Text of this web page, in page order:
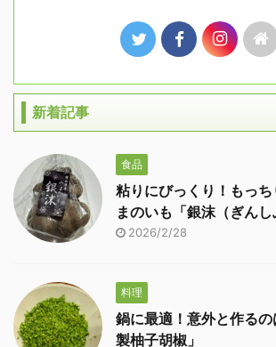
新着記事
食品
粘りにびっくり！もっ
まのいも「銀沫（ぎんし
2026/2/28
料理
鍋に最適！意外と作る
製柚子胡椒」